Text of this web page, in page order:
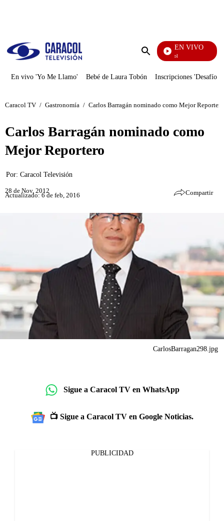
Enviar
EN VIVO
Noticias Caracol
En vivo 'Yo Me Llamo' Bebé de Laura Tobón Inscripciones 'Desafío'
Caracol TV / Gastronomía / Carlos Barragán nominado como Mejor Reportero
Carlos Barragán nominado como
Mejor Reportero
Por: Caracol Televisión
28 de Nov, 2012
Actualizado: 6 de feb, 2016 Compartir
CarlosBarragan298.jpg
Sigue a Caracol TV en WhatsApp
📺 Sigue a Caracol TV en Google Noticias.
PUBLICIDAD